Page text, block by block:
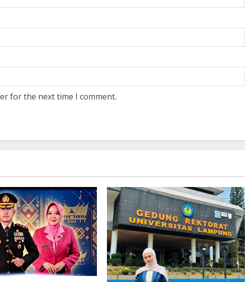
for the next time I comment.